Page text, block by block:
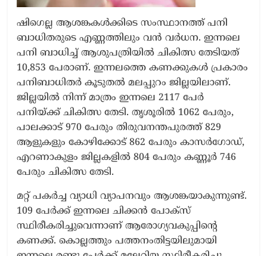
ഷിഗെല്ല ആശങ്കകള്‍ക്കിടെ സംസ്ഥാനത്ത് പനി
ബാധിതരുടെ എണ്ണത്തിലും വന്‍ വര്‍ധന. ഇന്നലെ
പനി ബാധിച്ച് ആശുപത്രിയില്‍ ചികിത്സ തേടിയത്
10,853 പേരാണ്. ഇന്നലത്തെ കണക്കുകള്‍ പ്രകാരം
പനിബാധിതര്‍ കൂടുതല്‍ മലപ്പുറം ജില്ലയിലാണ്.
ജില്ലയില്‍ നിന്ന് മാത്രം ഇന്നലെ 2117 പേര്‍
പനിയ്ക്ക് ചികിത്സ തേടി. തൃശൂരില്‍ 1062 പേരും,
പാലക്കാട് 970 പേരും തിരുവനന്തപുരത്ത് 829
ആളുകളും കോഴിക്കോട് 862 പേരും കാസര്‍ഗോഡ്,
എറണാകുളം ജില്ലകളില്‍ 804 പേരും കണ്ണൂര്‍ 746
പേരും ചികിത്സ തേടി.
മറ്റ് പകര്‍ച്ച വ്യാധി വ്യാപനവും ആശങ്കയാകുന്നുണ്ട്.
109 പേര്‍ക്ക് ഇന്നലെ ചിക്കന്‍ പോക്‌സ്
സ്ഥിരീകരിച്ചുവെന്നാണ് ആരോഗ്യവകുപ്പിന്റെ
കണക്ക്. കൊല്ലത്തും പത്തനംതിട്ടയിലുമായി